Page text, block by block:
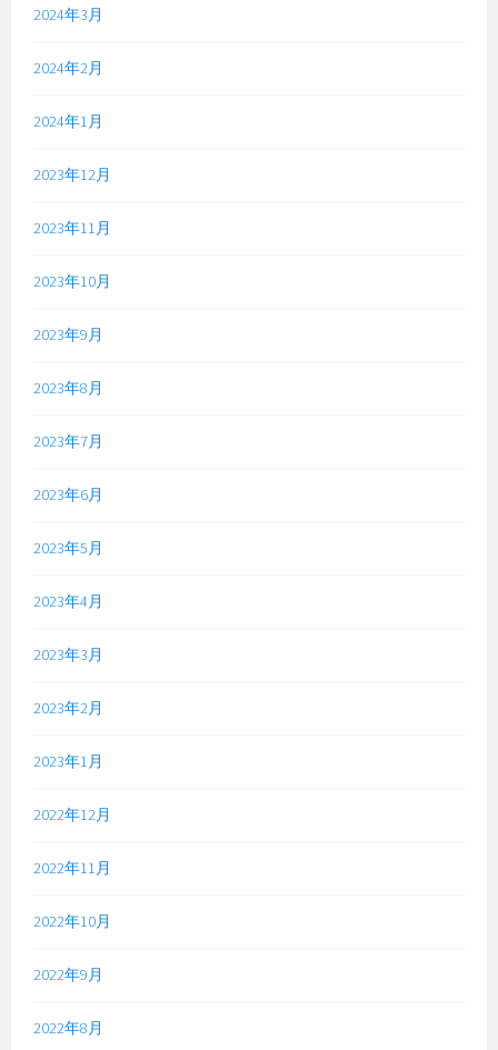
2024年3月
2024年2月
2024年1月
2023年12月
2023年11月
2023年10月
2023年9月
2023年8月
2023年7月
2023年6月
2023年5月
2023年4月
2023年3月
2023年2月
2023年1月
2022年12月
2022年11月
2022年10月
2022年9月
2022年8月